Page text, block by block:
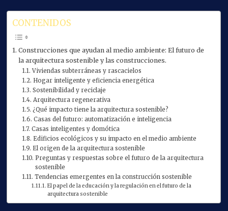
CONTENIDOS
Construcciones que ayudan al medio ambiente: El futuro de
la arquitectura sostenible y las construcciones.
Viviendas subterráneas y rascacielos
Hogar inteligente y eficiencia energética
Sostenibilidad y reciclaje
Arquitectura regenerativa
¿Qué impacto tiene la arquitectura sostenible?
Casas del futuro: automatización e inteligencia
Casas inteligentes y domótica
Edificios ecológicos y su impacto en el medio ambiente
El origen de la arquitectura sostenible
Preguntas y respuestas sobre el futuro de la arquitectura
sostenible
Tendencias emergentes en la construcción sostenible
El papel de la educación y la regulación en el futuro de la
arquitectura sostenible